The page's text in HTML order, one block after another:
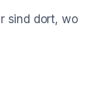
sind dort, wo